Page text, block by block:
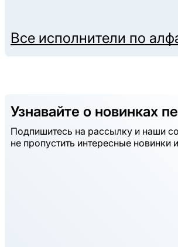
Все исполнители по
Узнавайте о новинках
Подпишитесь на рассылку и наши
не пропустить интересные новинки